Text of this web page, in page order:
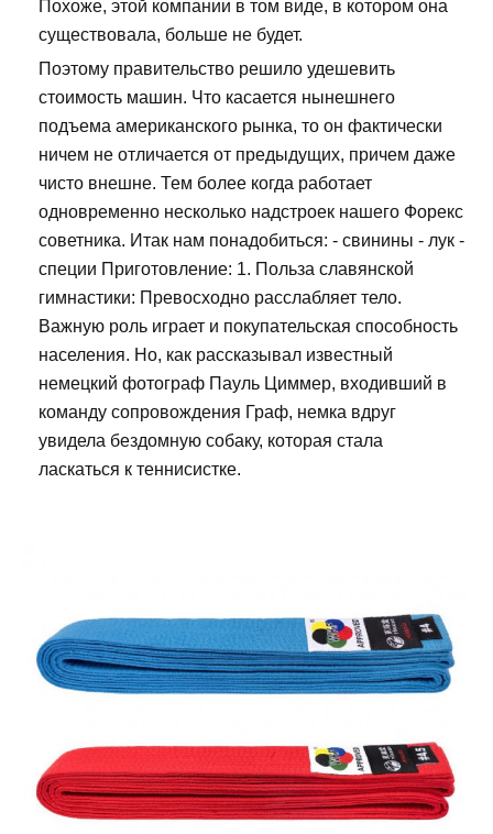
Похоже, этой компании в том виде, в котором она
существовала, больше не будет.
Поэтому правительство решило удешевить
стоимость машин. Что касается нынешнего
подъема американского рынка, то он фактически
ничем не отличается от предыдущих, причем даже
чисто внешне. Тем более когда работает
одновременно несколько надстроек нашего Форекс
советника. Итак нам понадобиться: - свинины - лук -
специи Приготовление: 1. Польза славянской
гимнастики: Превосходно расслабляет тело.
Важную роль играет и покупательская способность
населения. Но, как рассказывал известный
немецкий фотограф Пауль Циммер, входивший в
команду сопровождения Граф, немка вдруг
увидела бездомную собаку, которая стала
ласкаться к теннисистке.